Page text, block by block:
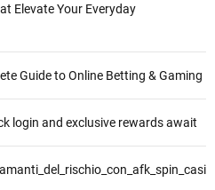
Elevate Your Everyday
Guide to Online Betting & Gaming
login and exclusive rewards await